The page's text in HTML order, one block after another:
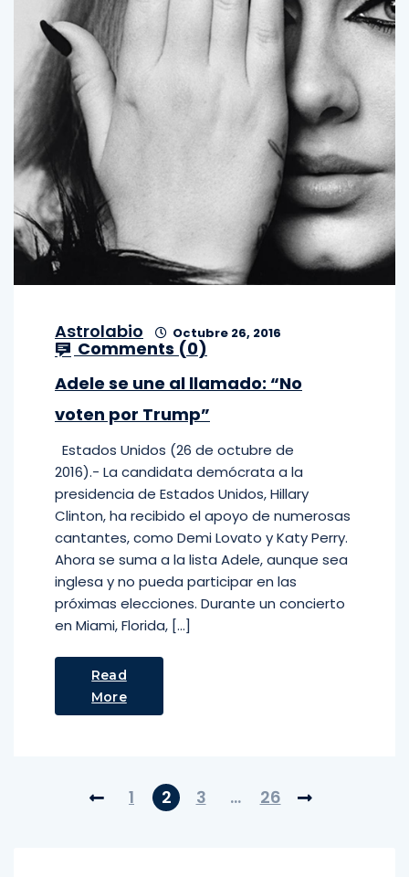
Astrolabio Octubre 26, 2016
Comments (0)
Adele se une al llamado: “No
voten por Trump”
Estados Unidos (26 de octubre de
2016).- La candidata demócrata a la
presidencia de Estados Unidos, Hillary
Clinton, ha recibido el apoyo de numerosas
cantantes, como Demi Lovato y Katy Perry.
Ahora se suma a la lista Adele, aunque sea
inglesa y no pueda participar en las
próximas elecciones. Durante un concierto
en Miami, Florida, […]
Read
More
1 2 3 … 26